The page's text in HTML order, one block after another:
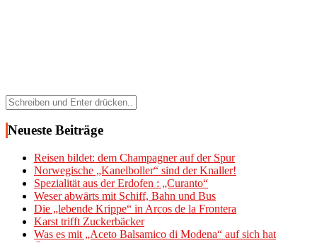
Suchen
nach:
Neueste Beiträge
Reisen bildet: dem Champagner auf der Spur
Norwegische „Kanelboller“ sind der Knaller!
Spezialität aus der Erdofen : „Curanto“
Weser abwärts mit Schiff, Bahn und Bus
Die „lebende Krippe“ in Arcos de la Frontera
Karst trifft Zuckerbäcker
Was es mit „Aceto Balsamico di Modena“ auf sich hat